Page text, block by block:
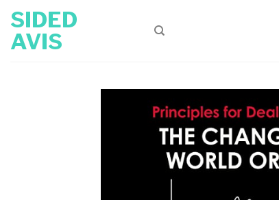
content
SIDED
AVIS